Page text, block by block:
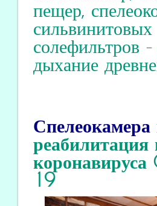
пещер,
сильвинитовых
солефильтров -
дыхание
Спелеокамера
реабилитация
коронавируса
19